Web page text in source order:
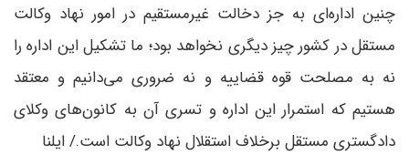
چنین اداره‌ای به جز دخالت غیرمستقیم در امور نهاد وکالت
مستقل در کشور چیز دیگری نخواهد بود؛ ما تشکیل این اداره را
نه به مصلحت قوه قضاییه و نه ضروری می‌دانیم و معتقد
هستیم که استمرار این اداره و تسری آن به کانون‌های وکلای
دادگستری مستقل برخلاف استقلال نهاد وکالت است./ ایلنا